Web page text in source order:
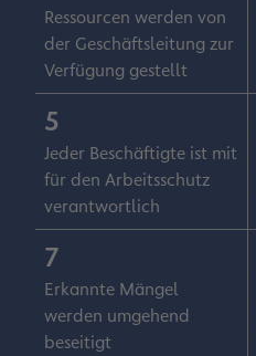
Ressourcen werden von
der Geschäftsleitung zur
Verfügung gestellt
5
Jeder Beschäftigte ist mit
für den Arbeitsschutz
verantwortlich
7
Erkannte Mängel
werden umgehend
beseitigt